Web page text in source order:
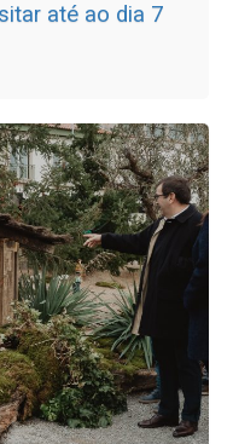
até ao dia 7